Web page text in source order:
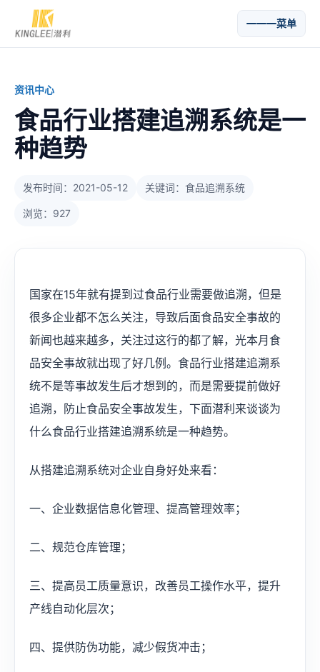
菜单
资讯中心
食品行业搭建追溯系统是一
种趋势
发布时间：2021-05-12 关键词：食品追溯系统
浏览：927
国家在15年就有提到过食品行业需要做追溯，但是
很多企业都不怎么关注，导致后面食品安全事故的
新闻也越来越多，关注过这行的都了解，光本月食
品安全事故就出现了好几例。食品行业搭建追溯系
统不是等事故发生后才想到的，而是需要提前做好
追溯，防止食品安全事故发生，下面潜利来谈谈为
什么食品行业搭建追溯系统是一种趋势。
从搭建追溯系统对企业自身好处来看：
一、企业数据信息化管理、提高管理效率；
二、规范仓库管理；
三、提高员工质量意识，改善员工操作水平，提升
产线自动化层次；
四、提供防伪功能，减少假货冲击；